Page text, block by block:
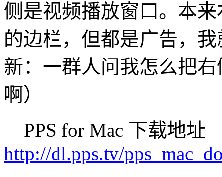
侧是视频播放窗口。本
的边栏，但都是广告，
新：一群人问我怎么把
啊）
PPS for Mac 下载地址
http://dl.pps.tv/